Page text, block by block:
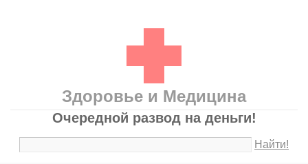
Здоровье и Медицина
Очередной развод на деньги!
Найти!